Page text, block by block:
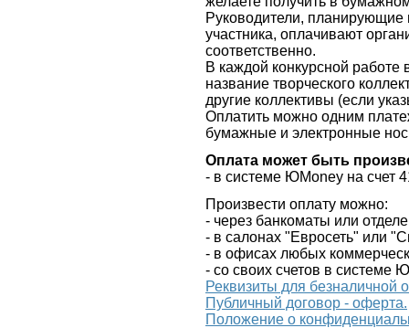
Руководители, планирующие
участника, оплачивают
соответственно.
В каждой конкурсной
название творческого
другие коллективы (если
Оплатить можно одним
бумажные и электронные
Оплата может быть
- в системе ЮMoney на счет
Произвести оплату можно:
- через банкоматы или
- в салонах "Евросеть" или
- в офисах любых
- со своих счетов в системе
Реквизиты для безналичной
Публичный договор - оферта.
Положение о